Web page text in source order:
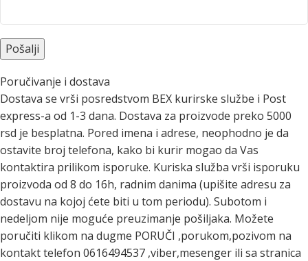
Poručivanje i dostava
Dostava se vrši posredstvom BEX kurirske službe i Post
express-a od 1-3 dana. Dostava za proizvode preko 5000
rsd je besplatna. Pored imena i adrese, neophodno je da
ostavite broj telefona, kako bi kurir mogao da Vas
kontaktira prilikom isporuke. Kuriska služba vrši isporuku
proizvoda od 8 do 16h, radnim danima (upišite adresu za
dostavu na kojoj ćete biti u tom periodu). Subotom i
nedeljom nije moguće preuzimanje pošiljaka. Možete
poručiti klikom na dugme PORUČI ,porukom,pozivom na
kontakt telefon 0616494537 ,viber,mesenger ili sa stranica